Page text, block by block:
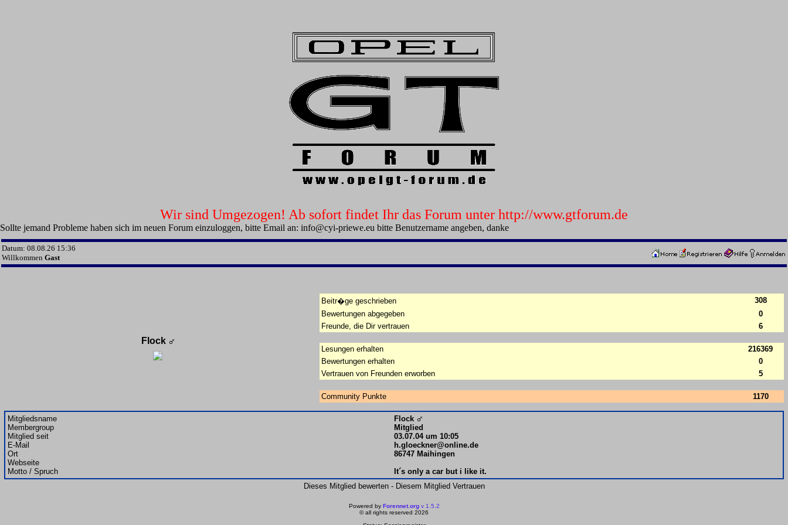
Wir sind Umgezogen! Ab sofort findet Ihr das Forum unter http://www.gtforum.de
Sollte jemand Probleme haben sich im neuen Forum einzuloggen, bitte Email an: info@cyi-priewe.eu bitte Benutzername angeben, danke
Datum: 08.08.26 15:36
Willkommen Gast
Flock
Beitr�ge geschrieben
308
Bewertungen abgegeben
0
Freunde, die Dir vertrauen
6
Lesungen erhalten
216369
Bewertungen erhalten
0
Vertrauen von Freunden erworben
5
Community Punkte 1170
Mitgliedsname
Flock
Membergroup
Mitglied
Mitglied seit
03.07.04 um 10:05
E-Mail
h.gloeckner@online.de
Ort
86747 Maihingen
Webseite
Motto / Spruch
It´s only a car but i like it.
Dieses Mitglied bewerten - Diesem Mitglied Vertrauen
Powered by Forennet.org v 1.5.2
© all rights reserved 2026